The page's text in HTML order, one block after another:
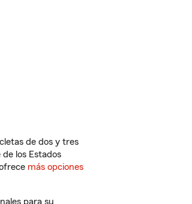
de dos y tres
los Estados
más opciones
para su